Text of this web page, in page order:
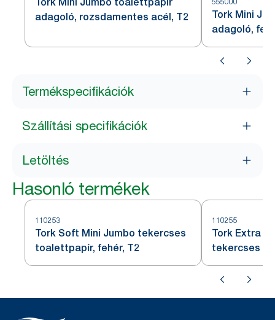
adagoló, rozsdamentes acél, T2
Tork Mini
adagoló,
Termékspecifikációk
Szállítási specifikációk
Letöltés
Hasonló termékek
110253
Tork Soft Mini Jumbo tekercses
toalettpapír, fehér, T2
110255
Tork Extra
tekercses